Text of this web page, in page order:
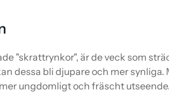
"skrattrynkor", är de veck som
dessa bli djupare och mer
ungdomligt och fräscht